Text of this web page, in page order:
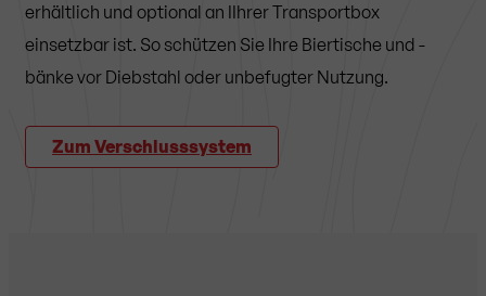
erhältlich und optional an IIhrer Transportbox
einsetzbar ist. So schützen Sie Ihre Biertische und -
bänke vor Diebstahl oder unbefugter Nutzung.
Zum Verschlusssystem